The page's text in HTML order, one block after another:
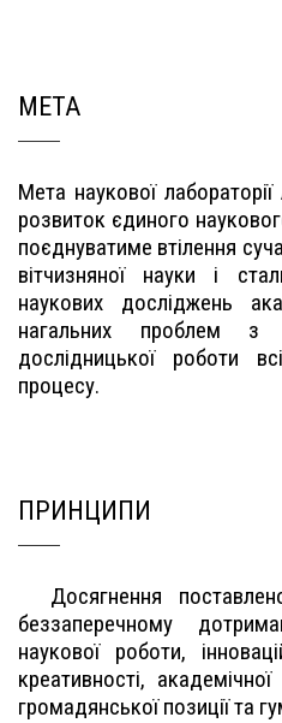
МЕТА
Мета наукової
розвиток єдиного
поєднуватиме втілення
вітчизняної науки і
наукових досліджень
нагальних проблем з
дослідницької роботи
процесу.
ПРИНЦИПИ
Досягнення
беззаперечному
наукової роботи,
креативності,
громадянської позиції та